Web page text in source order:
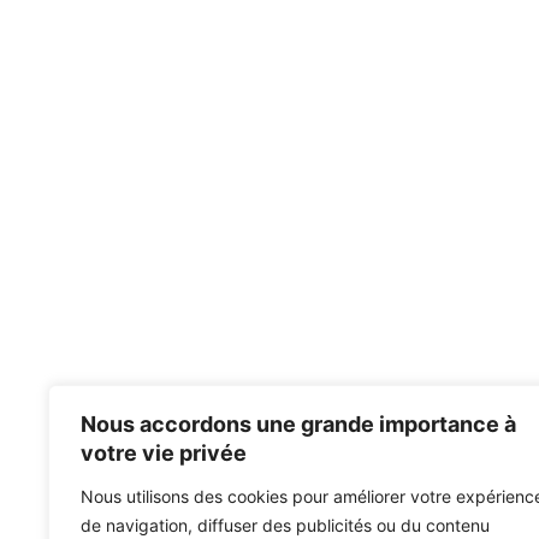
Nous accordons une grande importance à
votre vie privée
Nous utilisons des cookies pour améliorer votre
de navigation, diffuser des publicités ou du contenu